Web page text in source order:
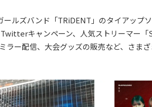
ールズバンド「TRiDENT」のタイアップ
キャンペーン、人気ストリーマー「
ラー配信、大会グッズの販売など、さま